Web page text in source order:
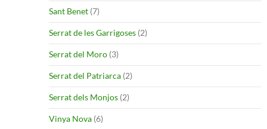
Sant Benet (7)
Serrat de les Garrigoses (2)
Serrat del Moro (3)
Serrat del Patriarca (2)
Serrat dels Monjos (2)
Vinya Nova (6)